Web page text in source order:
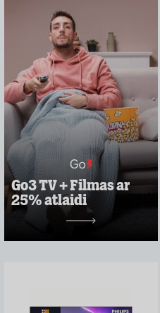
Go3 TV + Filmas ar
25% atlaidi
Negaidi pārraides
televīzijā, izrādes
laiks var sākties
tūlīt ar Go3 TV!
Go3 piedāvājumā:
Ekskluzīvs Go3
oriģinālsaturs
Latvijas saturs,
ārvalstu filmas un
seriāli visai
ģimenei
Vairāk nekā 30
vietējie un ārvalstu
TV kanāli
Uzzināt vairāk
10,49 €/mēn.